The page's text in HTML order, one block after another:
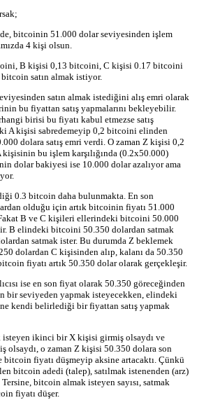
bitcoinin 51.000 dolar seviyesinden işlem
4 kişi olsun.
B kişisi 0,13 bitcoini, C kişisi 0.17 bitcoini
satın almak istiyor.
satın almak istediğini alış emri olarak
bu fiyattan satış yapmalarını bekleyebilir.
birisi bu fiyatı kabul etmezse satış
A kişisi sabredemeyip 0,2 bitcoini elinden
dolara satış emri verdi. O zaman Z kişisi 0,2
bu işlem karşılığında (0.2x50.000)
dolar bakiyesi ise 10.000 dolar azalıyor ama
0.3 bitcoin daha bulunmakta. En son
olduğu için artık bitcoinin fiyatı 51.000
B ve C kişileri ellerindeki bitcoini 50.000
B elindeki bitcoini 50.350 dolardan satmak
satmak ister. Bu durumda Z beklemek
dolardan C kişisinden alıp, kalanı da 50.350
fiyatı artık 50.350 dolar olarak gerçekleşir.
ise en son fiyat olarak 50.350 göreceğinden
bir seviyeden yapmak isteyecekken, elindeki
kendi belirlediği bir fiyattan satış yapmak
ikinci bir X kişisi girmiş olsaydı ve
olsaydı, o zaman Z kişisi 50.350 dolara son
bitcoin fiyatı düşmeyip aksine artacaktı. Çünkü
bitcoin adedi (talep), satılmak istenenden (arz)
bitcoin almak isteyen sayısı, satmak
fiyatı düşer.